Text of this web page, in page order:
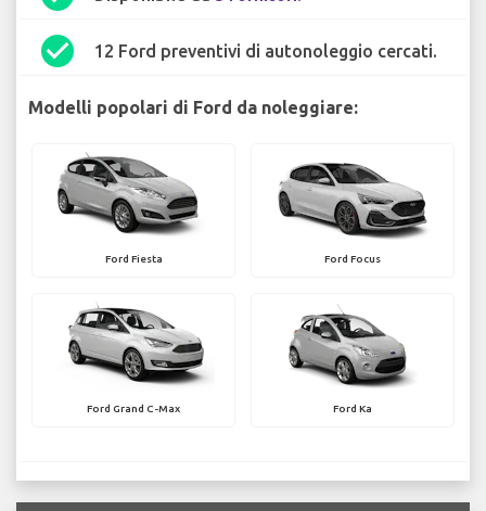
check_circle 12 Ford preventivi di autonoleggio cercati.
Modelli popolari di Ford da noleggiare:
Ford Fiesta Ford Focus
Ford Grand C-Max Ford Ka